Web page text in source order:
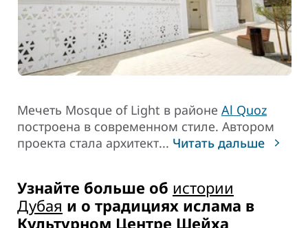
Мечеть Mosque of Light в районе Al Quoz
построена в современном стиле. Автором
проекта стала архитект... Читать дальше
Узнайте больше об истории
Дубая и о традициях ислама в
Культурном Центре Шейха